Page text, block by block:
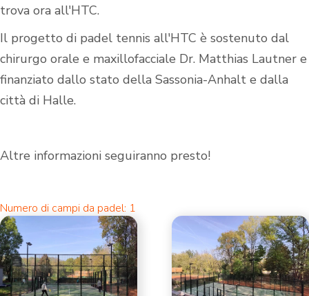
trova ora all'HTC.
Il progetto di padel tennis all'HTC è sostenuto dal
chirurgo orale e maxillofacciale Dr. Matthias Lautner e
finanziato dallo stato della Sassonia-Anhalt e dalla
città di Halle.
Altre informazioni seguiranno presto!
Numero di campi da padel: 1